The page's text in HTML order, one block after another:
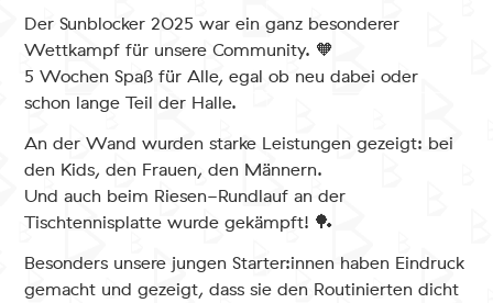
Der Sunblocker 2025 war ein ganz besonderer
Wettkampf für unsere Community. 🧡
5 Wochen Spaß für Alle, egal ob neu dabei oder
schon lange Teil der Halle.
An der Wand wurden starke Leistungen gezeigt: bei
den Kids, den Frauen, den Männern.
Und auch beim Riesen-Rundlauf an der
Tischtennisplatte wurde gekämpft! 🏓
Besonders unsere jungen Starter:innen haben Eindruck
gemacht und gezeigt, dass sie den Routinierten dicht